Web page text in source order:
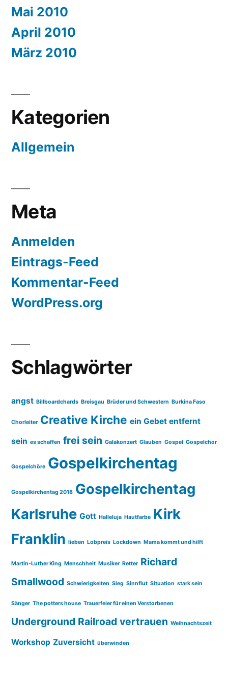
Mai 2010
April 2010
März 2010
Kategorien
Allgemein
Meta
Anmelden
Eintrags-Feed
Kommentar-Feed
WordPress.org
Schlagwörter
angst Billboardchards Breisgau Brüder und Schwestern Burkina Faso
Chorleiter Creative Kirche ein Gebet entfernt
sein es schaffen frei sein Galakonzert Glauben Gospel Gospelchor
Gospelchöre Gospelkirchentag
Gospelkirchentag 2018 Gospelkirchentag
Karlsruhe Gott Halleluja Hautfarbe Kirk
Franklin lieben Lobpreis Lockdown Mama kommt und hilft
Martin-Luther King Menschheit Musiker Retter Richard
Smallwood Schwierigkeiten Sieg Sinnflut Situation stark sein
Sänger The potters house Trauerfeier für einen Verstorbenen
Underground Railroad vertrauen Weihnachtszeit
Workshop Zuversicht überwinden